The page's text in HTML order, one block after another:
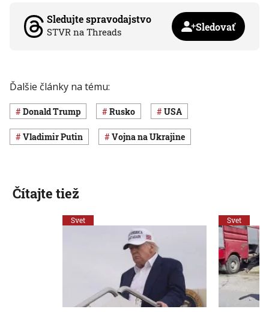
Sledujte spravodajstvo
STVR na Threads Sledovať
Ďalšie články na tému:
Donald Trump Rusko USA
Vladimir Putin vojna na Ukrajine
Čítajte tiež
Svet Svet